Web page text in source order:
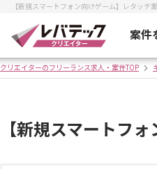
【新規スマートフォン向けゲーム】レタッ
案件
クリエイターのフリーランス求人・案件TOP
【新規スマートフ